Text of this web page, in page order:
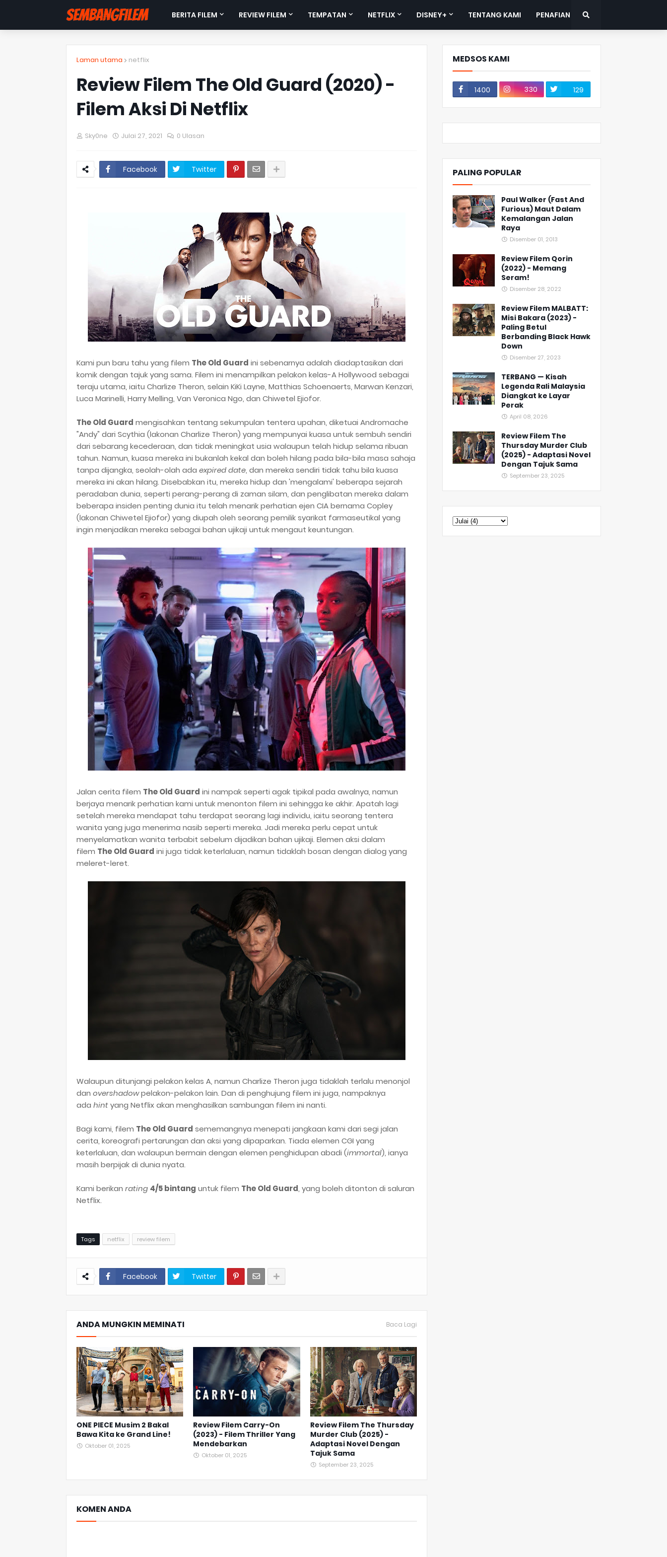
BERITA FILEM REVIEW FILEM TEMPATAN NETFLIX DISNEY+ TENTANG KAMI PENAFIAN
Laman utama netflix
Review Filem The Old Guard (2020) -
Filem Aksi Di Netflix
Sky0ne Julai 27, 2021 0 Ulasan
Facebook Twitter
Kami pun baru tahu yang filem The Old Guard ini sebenarnya adalah diadaptasikan dari
komik dengan tajuk yang sama. Filem ini menampilkan pelakon kelas-A Hollywood sebagai
teraju utama, iaitu Charlize Theron, selain KiKi Layne, Matthias Schoenaerts, Marwan Kenzari,
Luca Marinelli, Harry Melling, Van Veronica Ngo, dan Chiwetel Ejiofor.
The Old Guard mengisahkan tentang sekumpulan tentera upahan, diketuai Andromache
"Andy" dari Scythia (lakonan Charlize Theron) yang mempunyai kuasa untuk sembuh sendiri
dari sebarang kecederaan, dan tidak meningkat usia walaupun telah hidup selama ribuan
tahun. Namun, kuasa mereka ini bukanlah kekal dan boleh hilang pada bila-bila masa sahaja
tanpa dijangka, seolah-olah ada expired date, dan mereka sendiri tidak tahu bila kuasa
mereka ini akan hilang. Disebabkan itu, mereka hidup dan 'mengalami' beberapa sejarah
peradaban dunia, seperti perang-perang di zaman silam, dan penglibatan mereka dalam
beberapa insiden penting dunia itu telah menarik perhatian ejen CIA bernama Copley
(lakonan Chiwetel Ejiofor) yang diupah oleh seorang pemilik syarikat farmaseutikal yang
ingin menjadikan mereka sebagai bahan ujikaji untuk mengaut keuntungan.
Jalan cerita filem The Old Guard ini nampak seperti agak tipikal pada awalnya, namun
berjaya menarik perhatian kami untuk menonton filem ini sehingga ke akhir. Apatah lagi
setelah mereka mendapat tahu terdapat seorang lagi individu, iaitu seorang tentera
wanita yang juga menerima nasib seperti mereka. Jadi mereka perlu cepat untuk
menyelamatkan wanita terbabit sebelum dijadikan bahan ujikaji. Elemen aksi dalam
filem The Old Guard ini juga tidak keterlaluan, namun tidaklah bosan dengan dialog yang
meleret-leret.
Walaupun ditunjangi pelakon kelas A, namun Charlize Theron juga tidaklah terlalu menonjol
dan overshadowpelakon-pelakon lain. Dan di penghujung filem ini juga, nampaknya
ada hintyang Netflix akan menghasilkan sambungan filem ini nanti.
Bagi kami, filem The Old Guard sememangnya menepati jangkaan kami dari segi jalan
cerita, koreografi pertarungan dan aksi yang dipaparkan. Tiada elemen CGI yang
keterlaluan, dan walaupun bermain dengan elemen penghidupan abadi (immortal), ianya
masih berpijak di dunia nyata.
Kami berikan rating 4/5 bintang untuk filem The Old Guard, yang boleh ditonton di saluran
Netflix.
Tags netflix review filem
Facebook Twitter
ANDA MUNGKIN MEMINATI Baca Lagi
ONE PIECE Musim 2 Bakal
Bawa Kita ke Grand Line!
Oktober 01, 2025
Review Filem Carry-On
(2023) - Filem Thriller Yang
Mendebarkan
Oktober 01, 2025
Review Filem The Thursday
Murder Club (2025) -
Adaptasi Novel Dengan
Tajuk Sama
September 23, 2025
KOMEN ANDA
MEDSOS KAMI
1400 330 129
PALING POPULAR
Paul Walker (Fast And
Furious) Maut Dalam
Kemalangan Jalan
Raya
Disember 01, 2013
Review Filem Qorin
(2022) - Memang
Seram!
Disember 28, 2022
Review Filem MALBATT:
Misi Bakara (2023) -
Paling Betul
Berbanding Black Hawk
Down
Disember 27, 2023
TERBANG — Kisah
Legenda Rali Malaysia
Diangkat ke Layar
Perak
April 08, 2026
Review Filem The
Thursday Murder Club
(2025) - Adaptasi Novel
Dengan Tajuk Sama
September 23, 2025